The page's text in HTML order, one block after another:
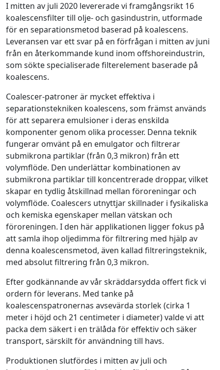
I mitten av juli 2020 levererade vi framgångsrikt 16
koalescensfilter till olje- och gasindustrin, utformade
för en separationsmetod baserad på koalescens.
Leveransen var ett svar på en förfrågan i mitten av juni
från en återkommande kund inom offshoreindustrin,
som sökte specialiserade filterelement baserade på
koalescens.
Coalescer-patroner är mycket effektiva i
separationstekniken koalescens, som främst används
för att separera emulsioner i deras enskilda
komponenter genom olika processer. Denna teknik
fungerar omvänt på en emulgator och filtrerar
submikrona partiklar (från 0,3 mikron) från ett
volymflöde. Den underlättar kombinationen av
submikrona partiklar till koncentrerade droppar, vilket
skapar en tydlig åtskillnad mellan föroreningar och
volymflöde. Coalescers utnyttjar skillnader i fysikaliska
och kemiska egenskaper mellan vätskan och
föroreningen. I den här applikationen ligger fokus på
att samla ihop oljedimma för filtrering med hjälp av
denna koalescensmetod, även kallad filtreringsteknik,
med absolut filtrering från 0,3 mikron.
Efter godkännande av vår skräddarsydda offert fick vi
ordern för leverans. Med tanke på
koalescenspatronernas avsevärda storlek (cirka 1
meter i höjd och 21 centimeter i diameter) valde vi att
packa dem säkert i en trälåda för effektiv och säker
transport, särskilt för användning till havs.
Produktionen slutfördes i mitten av juli och